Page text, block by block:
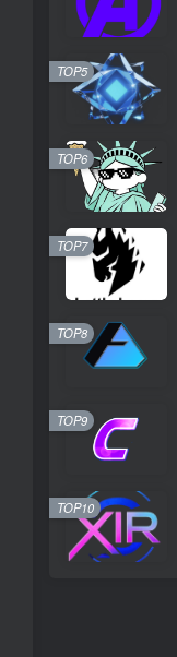
TOP5
TOP6
TOP7
TOP8
TOP9
TOP10